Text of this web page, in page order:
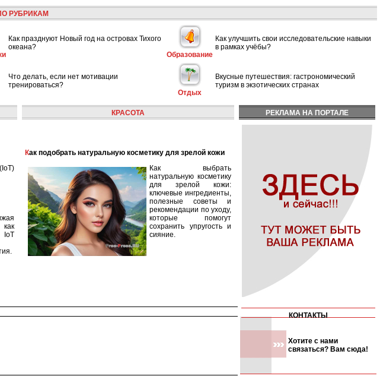
РУБРИКАМ
Как празднуют Новый год на островах Тихого
океана?
Образование
Как улучшить свои исследовательские навыки
в рамках учёбы?
Что делать, если нет мотивации
тренироваться?
Отдых
Вкусные путешествия: гастрономический
туризм в экзотических странах
КРАСОТА
Как подобрать натуральную косметику для зрелой кожи
Как выбрать
натуральную косметику
для зрелой кожи:
ключевые ингредиенты,
полезные советы и
рекомендации по уходу,
которые помогут
сохранить упругость и
сияние.
РЕКЛАМА НА ПОРТАЛЕ
КОНТАКТЫ
Хотите с нами
связаться? Вам сюда!